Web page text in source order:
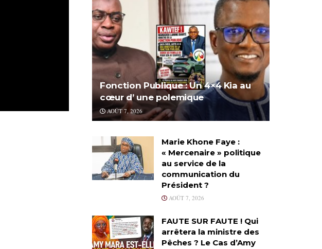
Fonction Publique : Un 4×4 Kia au
cœur d’ une polemique
AOÛT 7, 2026
Marie Khone Faye :
« Mercenaire » politique
au service de la
communication du
Président ?
AOÛT 7, 2026
FAUTE SUR FAUTE ! Qui
arrêtera la ministre des
Pêches ? Le Cas d’Amy